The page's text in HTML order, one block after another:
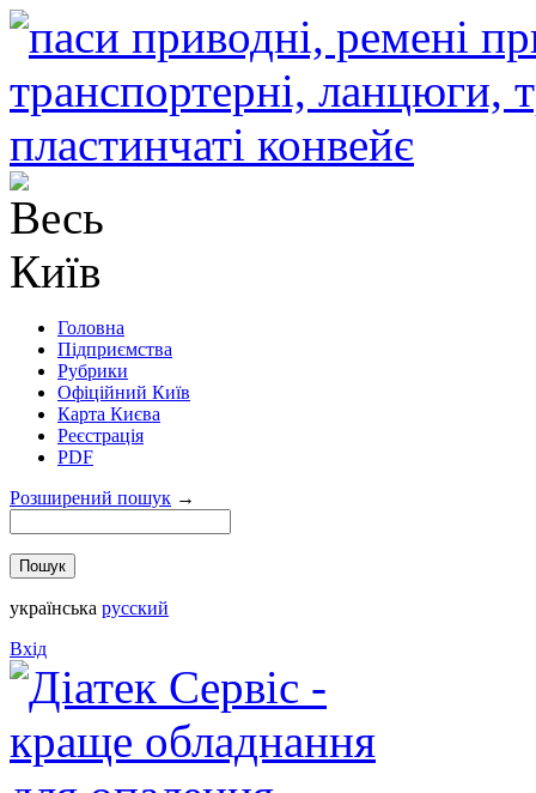
Головна
Підприємства
Рубрики
Офіційний Київ
Карта Києва
Реєстрація
PDF
Розширений пошук →
українська русский
Вхід